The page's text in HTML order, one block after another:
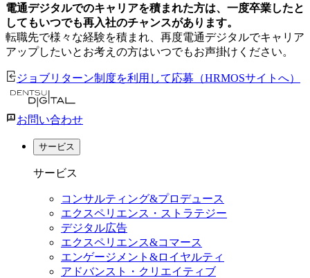
電通デジタルでのキャリアを積まれた方は、一度卒業したと
してもいつでも再入社のチャンスがあります。
転職先で様々な経験を積まれ、再度電通デジタルでキャリア
アップしたいとお考えの方はいつでもお声掛けください。
ジョブリターン制度を利用して応募（HRMOSサイトへ）
お問い合わせ
サービス
サービス
コンサルティング&プロデュース
エクスペリエンス・ストラテジー
デジタル広告
エクスペリエンス&コマース
エンゲージメント&ロイヤルティ
アドバンスト・クリエイティブ